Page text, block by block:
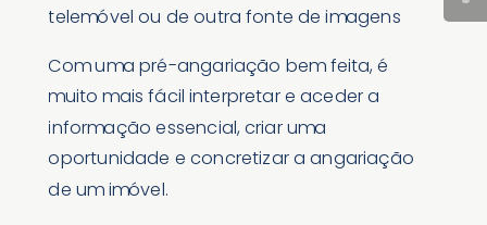
telemóvel ou de outra fonte de imagens
Com uma pré-angariação bem feita, é
muito mais fácil interpretar e aceder a
informação essencial, criar uma
oportunidade e concretizar a angariação
de um imóvel.